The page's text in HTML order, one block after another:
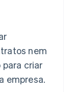
nem
criar
empresa.